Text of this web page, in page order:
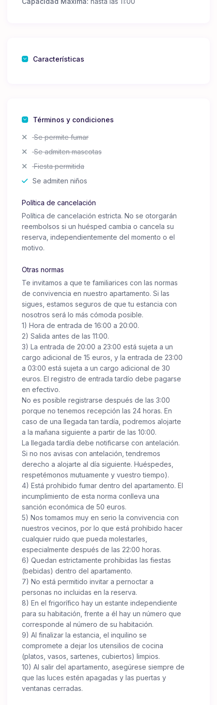
Características
Términos y condiciones
Se permite fumar
Se admiten mascotas
Fiesta permitida
Se admiten niños
Política de cancelación
Política de cancelación estricta. No se otorgarán
reembolsos si un huésped cambia o cancela su
reserva, independientemente del momento o el
motivo.
Otras normas
Te invitamos a que te familiarices con las normas
de convivencia en nuestro apartamento. Si las
sigues, estamos seguros de que tu estancia con
nosotros será lo más cómoda posible.
1) Hora de entrada de 16:00 a 20:00.
2) Salida antes de las 11:00.
3) La entrada de 20:00 a 23:00 está sujeta a un
cargo adicional de 15 euros, y la entrada de 23:00
a 03:00 está sujeta a un cargo adicional de 30
euros. El registro de entrada tardío debe pagarse
en efectivo.
No es posible registrarse después de las 3:00
porque no tenemos recepción las 24 horas. En
caso de una llegada tan tardía, podremos alojarte
a la mañana siguiente a partir de las 10:00.
La llegada tardía debe notificarse con antelación.
Si no nos avisas con antelación, tendremos
derecho a alojarte al día siguiente. Huéspedes,
respetémonos mutuamente y vuestro tiempo).
4) Está prohibido fumar dentro del apartamento. El
incumplimiento de esta norma conlleva una
sanción económica de 50 euros.
5) Nos tomamos muy en serio la convivencia con
nuestros vecinos, por lo que está prohibido hacer
cualquier ruido que pueda molestarles,
especialmente después de las 22:00 horas.
6) Quedan estrictamente prohibidas las fiestas
(bebidas) dentro del apartamento.
7) No está permitido invitar a pernoctar a
personas no incluidas en la reserva.
8) En el frigorífico hay un estante independiente
para su habitación, frente a él hay un número que
corresponde al número de su habitación.
9) Al finalizar la estancia, el inquilino se
compromete a dejar los utensilios de cocina
(platos, vasos, sartenes, cubiertos) limpios.
10) Al salir del apartamento, asegúrese siempre de
que las luces estén apagadas y las puertas y
ventanas cerradas.